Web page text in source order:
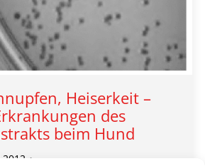
Heiserkeit –
des
beim Hund